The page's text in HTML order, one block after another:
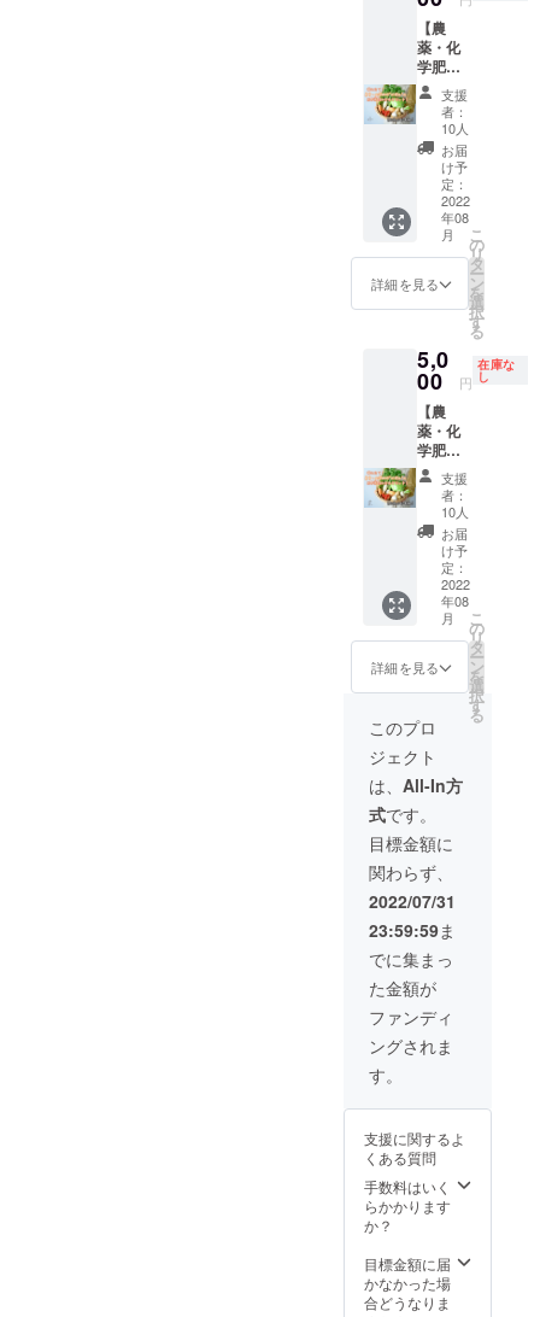
₍巾着な
し） 定
価
15,000‐
＊画
像はイ
メージ
です。
＊予定
のサイ
ズは
40cm×
50cm×
15cmで
す。(多
少変わ
性はあ
りま
す。) ＊
(使用感
を確か
めるテ
ストを
してい
るの
で、イ
メージ
画像と
可能性
があり
ます) 詳
しくは
インス
タグラ
ムの
チェッ
クをお
願いい
たしま
す。
＠
dotanb
a_noen
み、個
体差が
多少あ
りま
す。 ＊
立体で
の対応
はでき
ませ
ん。 ＊
完成し
たブ
たは
キーホ
にてお
届けし
ます。
お送り
します)
(木板
の配置
はこち
らで調
節しま
す。外
壁か内
壁か選
んでい
ただき
ます！)
完成の
期限内
けな
かった
場合
は、事
務所に
飾らせ
ていた
だきま
す。 ＊
個人、
法人、
問いま
せん！
Dotanb
a農園が
り永続
的に共
ます
です。
夕日の
絶景ス
ポット
もご案
内しま
す！ 離
島なの
で、東
西南北
どの海
辺に行
くにも
10～20
分ほど
フィ
ン、海
される
方は、
その日
の風や
潮の様
子を見
てどこ
でも動
けるの
でスト
レスな
いと思
いま
す！ ・
迎えに
す。 (も
ちろん
られて
も大丈
夫で
す！) ・
キャン
日の夜
は、採
の有機
野菜と
ての魚
野菜は
畑に、
魚は海
に調達
しに行
きま
手な方
や観光
を楽し
【農
薬・化
学肥
料”不使
用！お
野菜詰
め合わ
せセッ
ト小】
各農家
さんの
想いと
こだわ
りが詰
まった
きゅー
ちゃん
セレク
トで！
何が届
くかは
お楽し
みに！
お礼の
お手紙
を添え
て。
5〜7種
類のお
野菜
（夏野
菜）を
す。 全
島or福
岡の農
家さん
が作る
お野菜
です。
栽培期
間中に
化学肥
料を一
切使用
せずに
作った
新鮮な
お野菜
す。 で
きる限
りプラ
スチッ
クフ
リーを
ので、
スー
パーに
支援
者：
10人
お届
け予
定：
2022
年08
月
詳細を見る
こ
の
リ
タ
ー
ン
を
選
択
す
る
5,0
00 円
在庫な
し
【農
薬・化
学肥
料”不使
用”！お
野菜詰
め合わ
せセッ
ト大】
農家さ
んの想
いとこ
だわり
が詰
まった
お野菜
を
きゅー
ちゃん
セレク
トで！
何が届
くかは
お楽し
みに！
お礼の
お手紙
を添え
て。
7〜10種
類のお
野菜を
予定し
て壱岐
岡の農
家さん
が作る
お野菜
間中に
農薬や
化学肥
支援
者：
10人
お届
け予
定：
2022
年08
月
詳細を見る
こ
の
リ
タ
ー
ン
を
選
択
す
る
このプロ
ジェクト
は、 All-In方
式です。
目標金額に
関わらず、
2022/07/31
23:59:59ま
でに集まっ
た金額が
ファンディ
ングされま
す。
支援に関するよ
くある質問
手数料はいく
らかかります
か？
目標金額に届
かなかった場
合どうなりま